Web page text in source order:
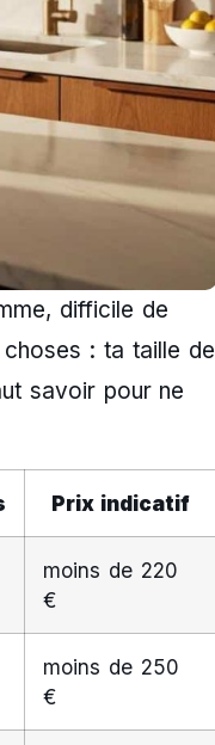
difficile de
: ta taille de
savoir pour ne
Prix indicatif
moins de 220
€
moins de 250
€